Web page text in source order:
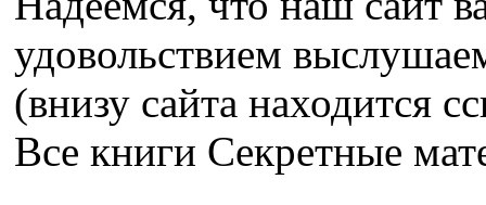
удовольствием
(внизу сайта находится
Все книги Секретные